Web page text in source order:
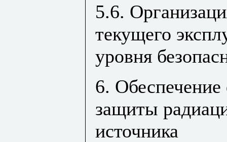
5.6.
текущего
уровня
6. Обеспечение
защиты
источника